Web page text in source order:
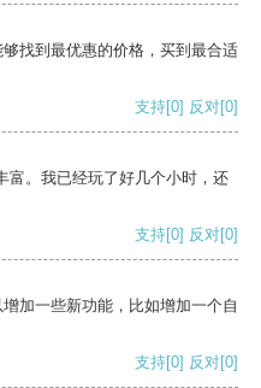
找到最优惠的价格，买到最合适
支持[0] 反对[0]
富。我已经玩了好几个小时，还
支持[0] 反对[0]
加一些新功能，比如增加一个自
支持[0] 反对[0]